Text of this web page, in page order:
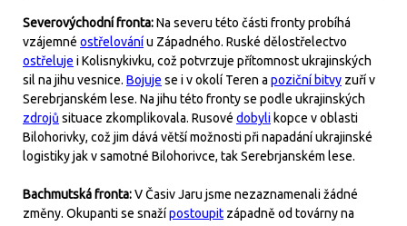
Severovýchodní fronta:Na severu této části fronty probíhá
vzájemné ostřelováníu Západného. Ruské dělostřelectvo
ostřeluje i Kolisnykivku, což potvrzuje přítomnost ukrajinských
sil na jihu vesnice. Bojuje se i v okolí Teren a poziční bitvy zuří v
Serebrjanském lese. Na jihu této fronty se podle ukrajinských
zdrojů situace zkomplikovala. Rusové dobyli kopce v oblasti
Bilohorivky, což jim dává větší možnosti při napadání ukrajinské
logistiky jak v samotné Bilohorivce, tak Serebrjanském lese.
Bachmutská fronta:V Časiv Jaru jsme nezaznamenali žádné
změny. Okupanti se snažípostoupit západně od továrny na